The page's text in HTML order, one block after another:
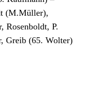
(M.Müller),
Rosenboldt, P.
Greib (65. Wolter)